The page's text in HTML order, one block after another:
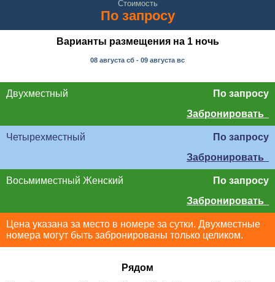
Стоимость
По запросу
Варианты размещения на 1 ночь
08 августа сб - 09 августа вс
Двухместный
По запросу
Забронировать
Четырехместный
По запросу
Забронировать
Восьмиместный Женский
По запросу
Забронировать
Цена указана за место в номере за сутки. Двухместные
номера могут быть забронированы только целиком.
Рядом